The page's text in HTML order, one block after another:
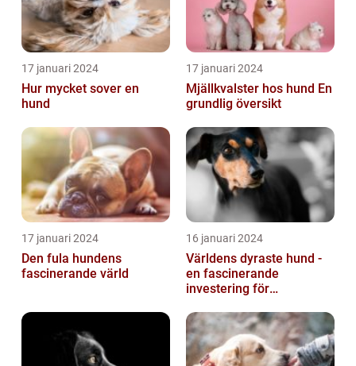
17 januari 2024
Hur mycket sover en
hund
17 januari 2024
Mjällkvalster hos hund En
grundlig översikt
17 januari 2024
Den fula hundens
fascinerande värld
16 januari 2024
Världens dyraste hund -
en fascinerande
investering för